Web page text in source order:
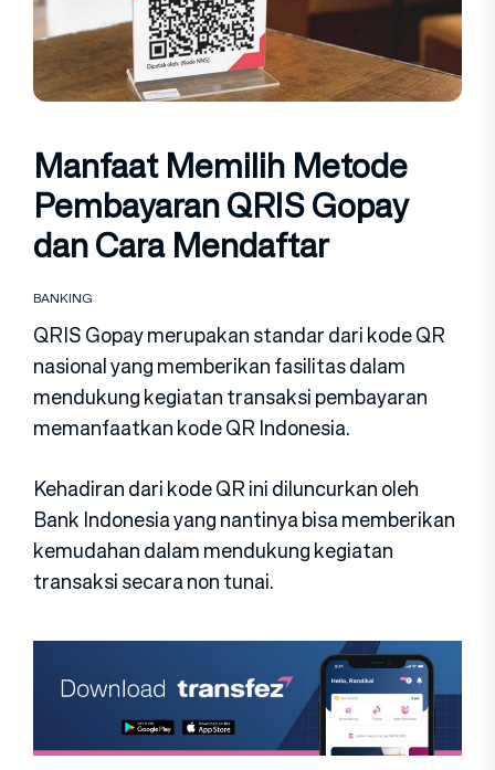
Manfaat Memilih Metode
Pembayaran QRIS Gopay
dan Cara Mendaftar
BANKING
QRIS Gopay merupakan standar dari kode QR
nasional yang memberikan fasilitas dalam
mendukung kegiatan transaksi pembayaran
memanfaatkan kode QR Indonesia.
Kehadiran dari kode QR ini diluncurkan oleh
Bank Indonesia yang nantinya bisa memberikan
kemudahan dalam mendukung kegiatan
transaksi secara non tunai.